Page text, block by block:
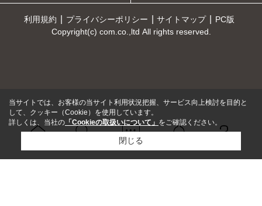
問い合せ
利用規約 プライバシーポリシー サイトマップ
PC版
Copyright(c) com.co.,ltd All rights reserved.
当サイトでは、お客様の当サイト利用状況把握、サービス向上検討を目的と
して、クッキー（Cookie）を使用しています。
詳しくは、当社の 「Cookieの取扱いについて」 をご確認ください。
閉じる